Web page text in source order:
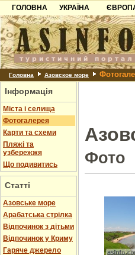
ГОЛОВНА
УКРАЇНА
Карпати
Азов
Причорноморря
Шацьк
Болгарія
Албанія
Головна Азовское море
Інформація
Міста і селища
Фотогалерея
Карти та схеми
Пляжі та
узбережжя
Що подивитись
Статті
Азовське море
Арабатська стрілка
Відпочинок з дітьми
Відпочинок у Криму
Гаряче джерело
Фото